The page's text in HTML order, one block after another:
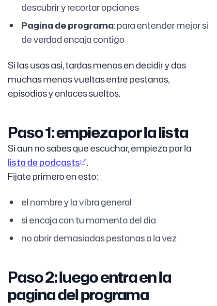
descubrir y recortar opciones
Pagina de programa: para entender mejor si
de verdad encaja contigo
Si las usas asi, tardas menos en decidir y das
muchas menos vueltas entre pestanas,
episodios y enlaces sueltos.
Paso 1: empieza por la lista
Si aun no sabes que escuchar, empieza por la
lista de podcasts
.
Fijate primero en esto:
el nombre y la vibra general
si encaja con tu momento del dia
no abrir demasiadas pestanas a la vez
Paso 2: luego entra en la
pagina del programa